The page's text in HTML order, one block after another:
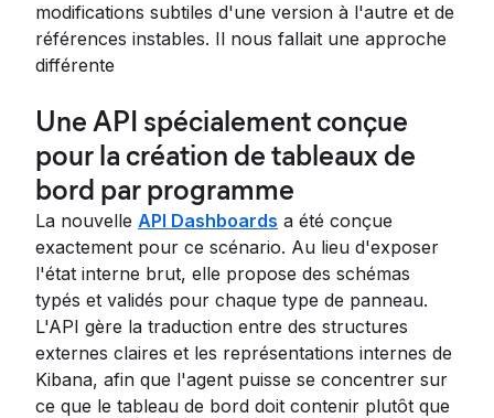
modifications subtiles d'une version à l'autre et de
références instables. Il nous fallait une approche
différente
Une API spécialement conçue
pour la création de tableaux de
bord par programme
La nouvelle API Dashboards a été conçue
exactement pour ce scénario. Au lieu d'exposer
l'état interne brut, elle propose des schémas
typés et validés pour chaque type de panneau.
L'API gère la traduction entre des structures
externes claires et les représentations internes de
Kibana, afin que l'agent puisse se concentrer sur
ce que le tableau de bord doit contenir plutôt que